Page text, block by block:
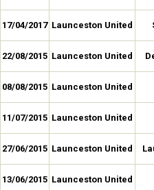
17/04/2017 Launceston United
22/08/2015 Launceston United
08/08/2015 Launceston United
11/07/2015 Launceston United
27/06/2015 Launceston United
13/06/2015 Launceston United